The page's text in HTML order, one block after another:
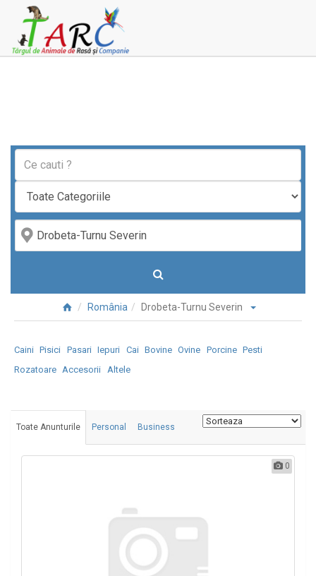
România Drobeta-Turnu Severin
Caini Pisici Pasari Iepuri Cai Bovine Ovine Porcine Pesti
Rozatoare Accesorii Altele
Toate Anunturile Personal Business
0